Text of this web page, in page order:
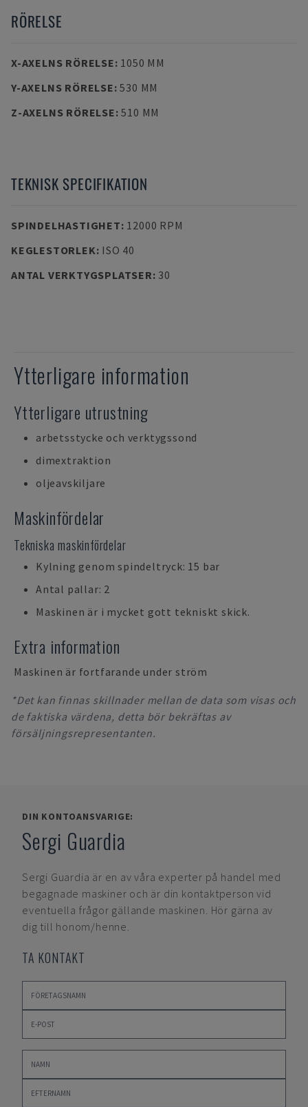
RÖRELSE
X-AXELNS RÖRELSE: 1050 MM
Y-AXELNS RÖRELSE:530 MM
Z-AXELNS RÖRELSE:510 MM
TEKNISK SPECIFIKATION
SPINDELHASTIGHET: 12000 RPM
KEGLESTORLEK: ISO 40
ANTAL VERKTYGSPLATSER: 30
Ytterligare information
Ytterligare utrustning
arbetsstycke och verktygssond
dimextraktion
oljeavskiljare
Maskinfördelar
Tekniska maskinfördelar
Kylning genom spindeltryck: 15 bar
Antal pallar: 2
Maskinen är i mycket gott tekniskt skick.
Extra information
Maskinen är fortfarande under ström
*Det kan finnas skillnader mellan de data som visas och
de faktiska värdena, detta bör bekräftas av
försäljningsrepresentanten.
DIN KONTOANSVARIGE:
Sergi Guardia
Sergi Guardia är en av våra experter på handel med
begagnade maskiner och är din kontaktperson vid
eventuella frågor gällande maskinen. Hör gärna av
dig till honom/henne.
TA KONTAKT